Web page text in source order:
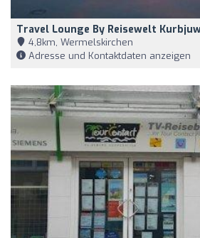
Travel Lounge By Reisewelt
4,8km, Wermelskirchen
Adresse und Kontaktdaten anzeigen